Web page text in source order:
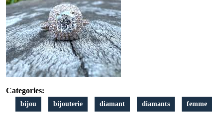
Diamants,
Joyaux
de
la
Bijouterie
Categories:
bijou bijouterie diamant diamants femme